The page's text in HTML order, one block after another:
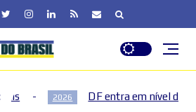
nível de perigo por baixa umidade do ar